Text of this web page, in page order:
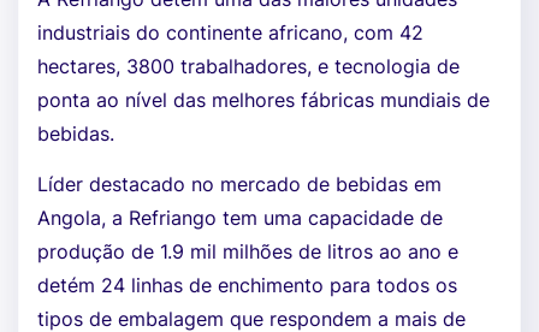
industriais do continente africano, com 42
hectares, 3800 trabalhadores, e tecnologia de
ponta ao nível das melhores fábricas mundiais de
bebidas.
Líder destacado no mercado de bebidas em
Angola, a Refriango tem uma capacidade de
produção de 1.9 mil milhões de litros ao ano e
detém 24 linhas de enchimento para todos os
tipos de embalagem que respondem a mais de